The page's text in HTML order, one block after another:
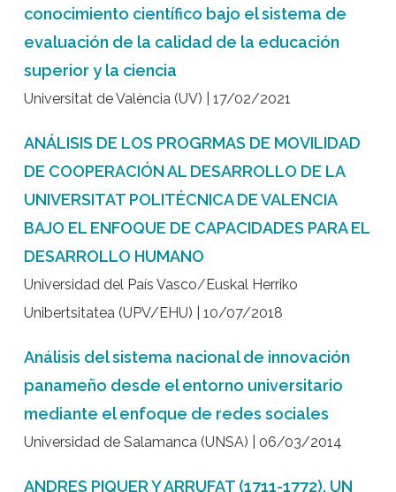
conocimiento científico bajo el sistema de
evaluación de la calidad de la educación
superior y la ciencia
Universitat de València (UV) | 17/02/2021
ANÁLISIS DE LOS PROGRMAS DE MOVILIDAD
DE COOPERACIÓN AL DESARROLLO DE LA
UNIVERSITAT POLITÉCNICA DE VALENCIA
BAJO EL ENFOQUE DE CAPACIDADES PARA EL
DESARROLLO HUMANO
Universidad del País Vasco/Euskal Herriko
Unibertsitatea (UPV/EHU) | 10/07/2018
Análisis del sistema nacional de innovación
panameño desde el entorno universitario
mediante el enfoque de redes sociales
Universidad de Salamanca (UNSA) | 06/03/2014
ANDRES PIQUER Y ARRUFAT (1711-1772). UN